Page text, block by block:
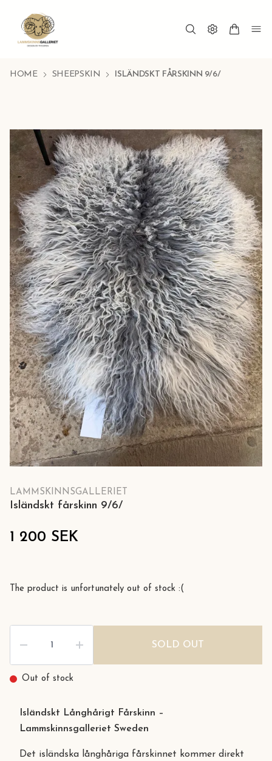
HOME SHEEPSKIN ISLÄNDSKT FÅRSKINN 9/6/
LAMMSKINNSGALLERIET
Isländskt fårskinn 9/6/
1 200 SEK
The product is unfortunately out of stock :(
SOLD OUT
Out of stock
Isländskt Långhårigt Fårskinn –
Lammskinnsgalleriet Sweden
Det isländska långhåriga fårskinnet kommer direkt